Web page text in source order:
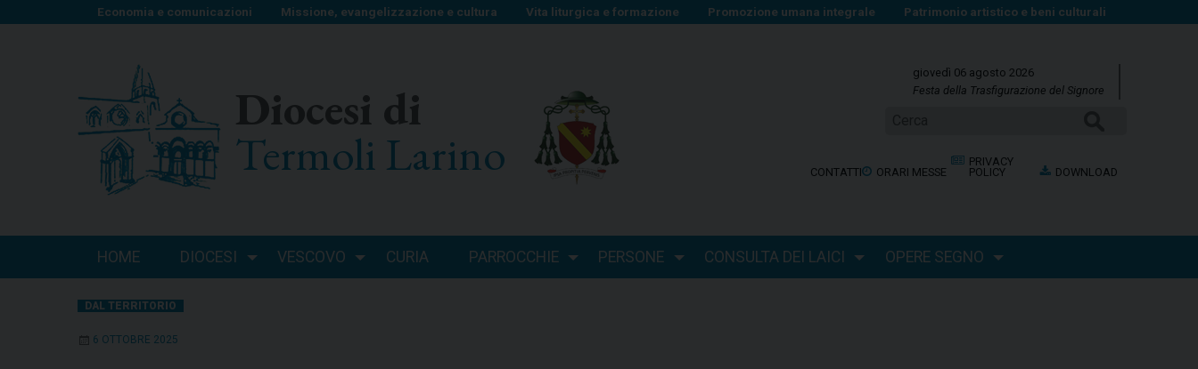
Economia e comunicazioni Missione, evangelizzazione e cultura Vita liturgica e formazione Promozione umana integrale Patrimonio artistico e beni culturali
giovedì 06 agosto 2026
Festa della Trasfigurazione del Signore
CONTATTI ORARI MESSE
PRIVACY
POLICY
DOWNLOAD
Diocesi di
Termoli Larino
HOME DIOCESI VESCOVO CURIA PARROCCHIE PERSONE CONSULTA DEI LAICI OPERE SEGNO
DAL TERRITORIO
6 OTTOBRE 2025